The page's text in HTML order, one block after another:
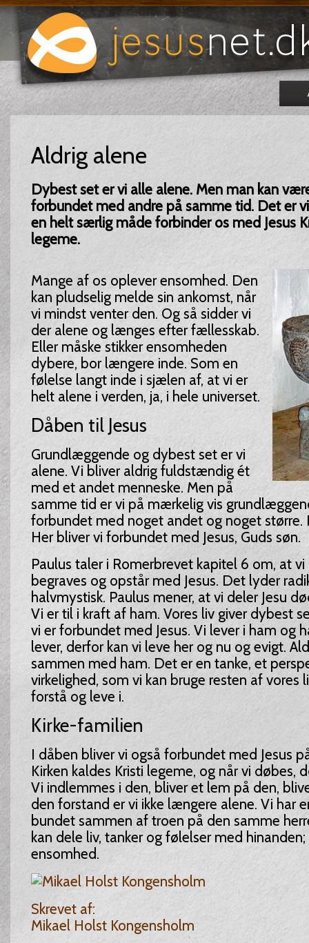
Aldrig alene
Dybest set er vi alle alene. Men man kan
forbundet med andre på samme tid. Det er
en helt særlig måde forbinder os med Jesus
legeme.
Mange af os oplever ensomhed. Den
kan pludselig melde sin ankomst, når
vi mindst venter den. Og så sidder vi
der alene og længes efter fællesskab.
Eller måske stikker ensomheden
dybere, bor længere inde. Som en
følelse langt inde i sjælen af, at vi er
helt alene i verden, ja, i hele universet.
Dåben til Jesus
Grundlæggende og dybest set er vi
alene. Vi bliver aldrig fuldstændig ét
med et andet menneske. Men på
samme tid er vi på mærkelig vis
forbundet med noget andet og noget større.
Her bliver vi forbundet med Jesus, Guds søn.
Paulus taler i Romerbrevet kapitel 6 om, at vi
begraves og opstår med Jesus. Det lyder
halvmystisk. Paulus mener, at vi deler Jesu
Vi er til i kraft af ham. Vores liv giver dybest
vi er forbundet med Jesus. Vi lever i ham og
lever, derfor kan vi leve her og nu og evigt.
sammen med ham. Det er en tanke, et
virkelighed, som vi kan bruge resten af vores
forstå og leve i.
Kirke-familien
I dåben bliver vi også forbundet med Jesus
Kirken kaldes Kristi legeme, og når vi døbes,
Vi indlemmes i den, bliver et lem på den,
den forstand er vi ikke længere alene. Vi har
bundet sammen af troen på den samme
kan dele liv, tanker og følelser med
ensomhed.
Skrevet af:
Mikael Holst Kongensholm